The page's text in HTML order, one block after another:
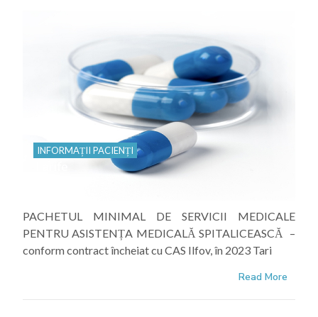
INFORMAȚII PACIENȚI
PACHETUL MINIMAL DE SERVICII MEDICALE
PENTRU ASISTENȚA MEDICALĂ SPITALICEASCĂ –
conform contract încheiat cu CAS Ilfov, în 2023 Tari
Read More